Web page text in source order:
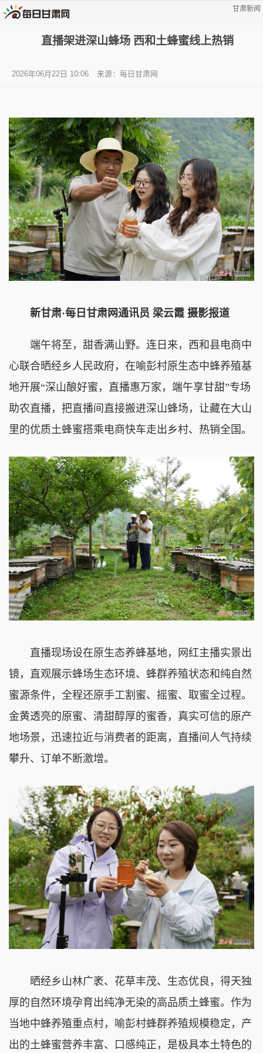
甘肃新闻
直播架进深山蜂场 西和土蜂蜜线上热销
2026年06月22日 10:06 来源：每日甘肃网
新甘肃·每日甘肃网通讯员 梁云霞 摄影报道
端午将至，甜香满山野。连日来，西和县电商中
心联合晒经乡人民政府，在喻彭村原生态中蜂养殖基
地开展“深山酿好蜜，直播惠万家，端午享甘甜”专场
助农直播，把直播间直接搬进深山蜂场，让藏在大山
里的优质土蜂蜜搭乘电商快车走出乡村、热销全国。
直播现场设在原生态养蜂基地，网红主播实景出
镜，直观展示蜂场生态环境、蜂群养殖状态和纯自然
蜜源条件，全程还原手工割蜜、摇蜜、取蜜全过程。
金黄透亮的原蜜、清甜醇厚的蜜香，真实可信的原产
地场景，迅速拉近与消费者的距离，直播间人气持续
攀升、订单不断激增。
晒经乡山林广袤、花草丰茂、生态优良，得天独
厚的自然环境孕育出纯净无染的高品质土蜂蜜。作为
当地中蜂养殖重点村，喻彭村蜂群养殖规模稳定，产
出的土蜂蜜营养丰富、口感纯正，是极具本土特色的